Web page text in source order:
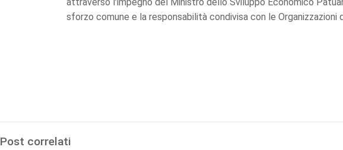
sforzo comune e la responsabilità condivisa con le Organizzazioni
Post correlati